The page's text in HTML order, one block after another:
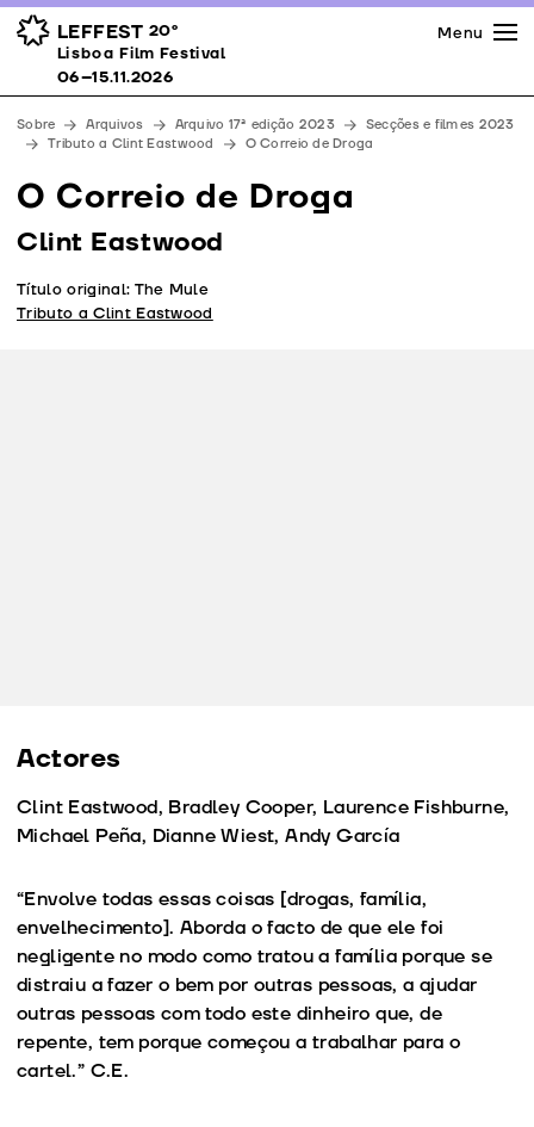
LEFFEST 20º
Lisboa Film Festival 06–15.11.2026
Prémios
Espaços
Apoios
Equipa
Downloads
Contactos
Menu
Lisboa Film Festival
06–15.11.2026
Sobre Arquivos Arquivo 17ª edição 2023
Secções e filmes 2023
Tributo a Clint Eastwood
O Correio de Droga
O Correio de Droga
Clint Eastwood
Título original: The Mule
Tributo a Clint Eastwood
Actores
Clint Eastwood, Bradley Cooper, Laurence Fishburne,
Michael Peña, Dianne Wiest, Andy García
“Envolve todas essas coisas [drogas, família,
envelhecimento]. Aborda o facto de que ele foi
negligente no modo como tratou a família porque se
distraiu a fazer o bem por outras pessoas, a ajudar
outras pessoas com todo este dinheiro que, de
repente, tem porque começou a trabalhar para o
cartel.” C.E.